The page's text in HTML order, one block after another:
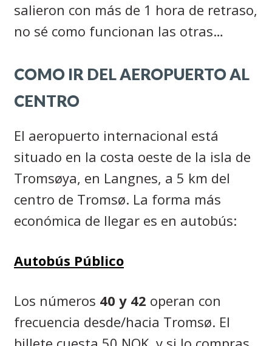
salieron con más de 1 hora de retraso,
no sé como funcionan las otras…
COMO IR DEL AEROPUERTO AL
CENTRO
El aeropuerto internacional está
situado en la costa oeste de la isla de
Tromsøya, en Langnes, a 5 km del
centro de Tromsø. La forma más
económica de llegar es en autobús:
Autobús Público
Los números 40 y 42 operan con
frecuencia desde/hacia Tromsø. El